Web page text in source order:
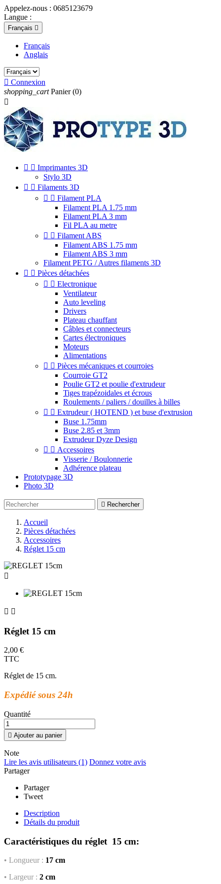
Appelez-nous : 0685123679
Langue :
Français 
Français
Anglais
 Connexion
shopping_cart Panier (0)

  Imprimantes 3D
Stylo 3D
  Filaments 3D
  Filament PLA
Filament PLA 1.75 mm
Filament PLA 3 mm
Fil PLA au metre
  Filament ABS
Filament ABS 1.75 mm
Filament ABS 3 mm
Filament PETG / Autres filaments 3D
  Pièces détachées
  Electronique
Ventilateur
Auto leveling
Drivers
Plateau chauffant
Câbles et connecteurs
Cartes électroniques
Moteurs
Alimentations
  Pièces mécaniques et courroies
Courroie GT2
Poulie GT2 et poulie d'extrudeur
Tiges trapézoidales et écrous
Roulements / paliers / douilles à billes
  Extrudeur ( HOTEND ) et buse d'extrusion
Buse 1.75mm
Buse 2.85 et 3mm
Extrudeur Dyze Design
  Accessoires
Visserie / Boulonnerie
Adhérence plateau
Prototypage 3D
Photo 3D
 Rechercher
Accueil
Pièces détachées
Accessoires
Réglet 15 cm

 
Réglet 15 cm
2,00 €
TTC
Réglet de 15 cm.
Expédié sous 24h
Quantité
 Ajouter au panier
Note
Lire les avis utilisateurs (1) Donnez votre avis
Partager
Partager
Tweet
Description
Détails du produit
Caractéristiques du réglet 15 cm:
• Longueur : 17 cm
• Largeur : 2 cm